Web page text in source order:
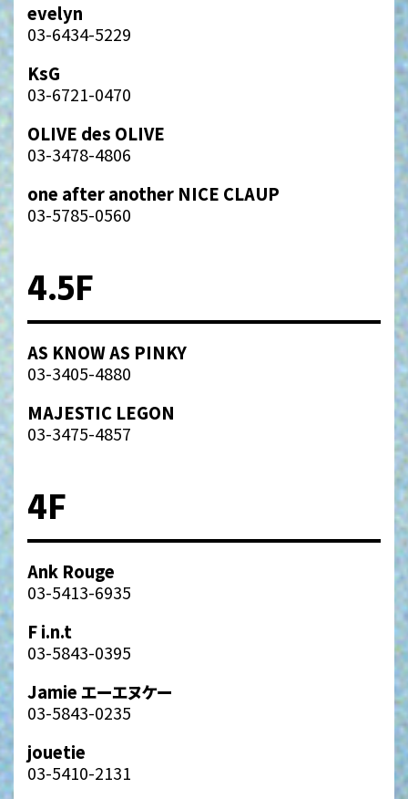
evelyn
03-6434-5229
KsG
03-6721-0470
OLIVE des OLIVE
03-3478-4806
one after another NICE CLAUP
03-5785-0560
4.5F
AS KNOW AS PINKY
03-3405-4880
MAJESTIC LEGON
03-3475-4857
4F
Ank Rouge
03-5413-6935
F i.n.t
03-5843-0395
Jamie エーエヌケー
03-5843-0235
jouetie
03-5410-2131